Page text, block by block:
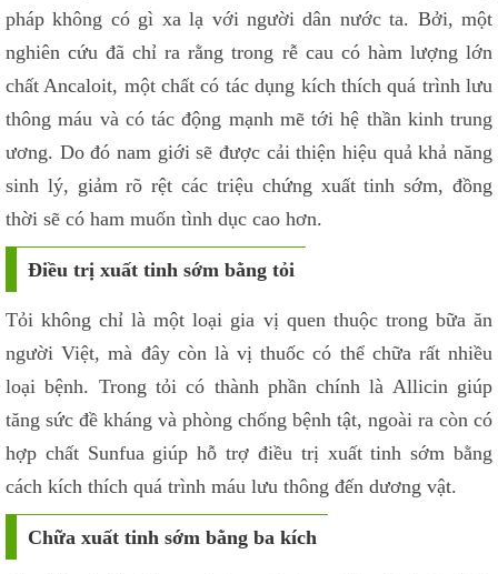
pháp không có gì xa lạ với người dân nước ta. Bởi, một
nghiên cứu đã chỉ ra rằng trong rễ cau có hàm lượng lớn
chất Ancaloit, một chất có tác dụng kích thích quá trình lưu
thông máu và có tác động mạnh mẽ tới hệ thần kinh trung
ương. Do đó nam giới sẽ được cải thiện hiệu quả khả năng
sinh lý, giảm rõ rệt các triệu chứng xuất tinh sớm, đồng
thời sẽ có ham muốn tình dục cao hơn.
Điều trị xuất tinh sớm bằng tỏi
Tỏi không chỉ là một loại gia vị quen thuộc trong bữa ăn
người Việt, mà đây còn là vị thuốc có thể chữa rất nhiều
loại bệnh. Trong tỏi có thành phần chính là Allicin giúp
tăng sức đề kháng và phòng chống bệnh tật, ngoài ra còn có
hợp chất Sunfua giúp hỗ trợ điều trị xuất tinh sớm bằng
cách kích thích quá trình máu lưu thông đến dương vật.
Chữa xuất tinh sớm bằng ba kích